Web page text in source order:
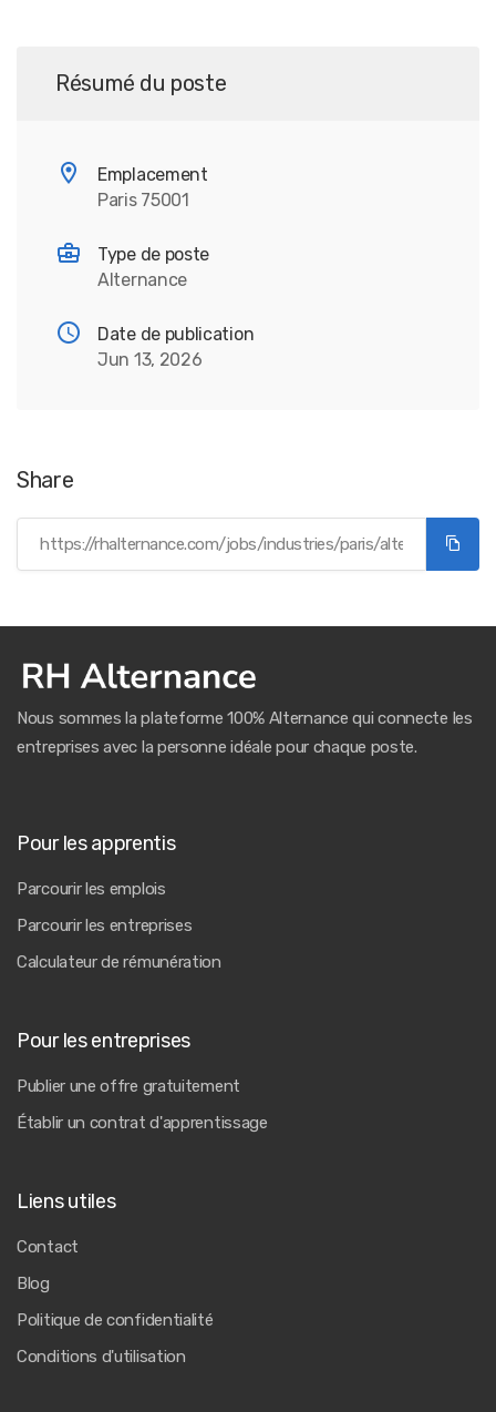
Résumé du poste
Emplacement
Paris 75001
Type de poste
Alternance
Date de publication
Jun 13, 2026
Share
Nous sommes la plateforme 100% Alternance qui connecte les
entreprises avec la personne idéale pour chaque poste.
Pour les apprentis
Parcourir les emplois
Parcourir les entreprises
Calculateur de rémunération
Pour les entreprises
Publier une offre gratuitement
Établir un contrat d'apprentissage
Liens utiles
Contact
Blog
Politique de confidentialité
Conditions d'utilisation